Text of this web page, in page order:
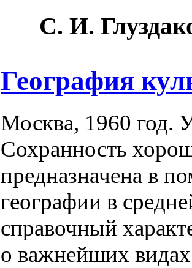
С. И.
География
Москва, 1960 год.
Сохранность
предназначена в
географии в
справочный
о важнейших